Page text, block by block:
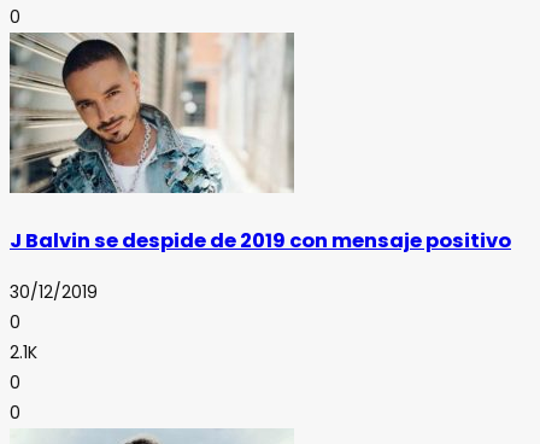
0
J Balvin se despide de 2019 con mensaje positivo
30/12/2019
0
2.1K
0
0